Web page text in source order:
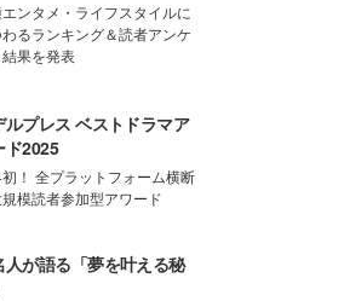
ンタメ・ライフスタイルに
わるランキング＆読者アンケ
果を発表
ルプレス ベストドラマア
ド2025
！ 全プラットフォーム横断
模読者参加型アワード
人が語る「夢を叶える秘